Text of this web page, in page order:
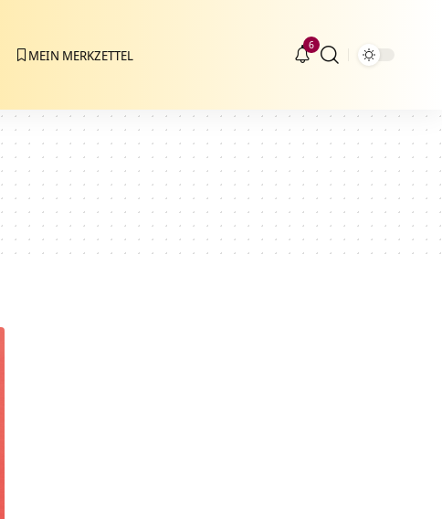
MEIN MERKZETTEL
6